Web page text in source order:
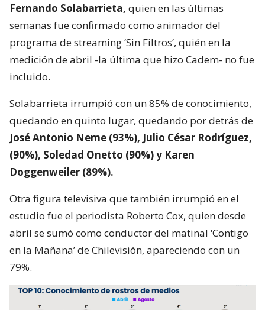
Fernando Solabarrieta, quien en las últimas
semanas fue confirmado como animador del
programa de streaming ‘Sin Filtros’, quién en la
medición de abril -la última que hizo Cadem- no fue
incluido.
Solabarrieta irrumpió con un 85% de conocimiento,
quedando en quinto lugar, quedando por detrás de
José Antonio Neme (93%), Julio César Rodríguez,
(90%), Soledad Onetto (90%) y Karen
Doggenweiler (89%).
Otra figura televisiva que también irrumpió en el
estudio fue el periodista Roberto Cox, quien desde
abril se sumó como conductor del matinal ‘Contigo
en la Mañana’ de Chilevisión, apareciendo con un
79%.